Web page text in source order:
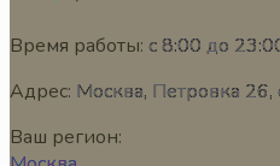
Время работы: с 8:00 до
Адрес: Москва, Петровка 26,
Ваш регион: